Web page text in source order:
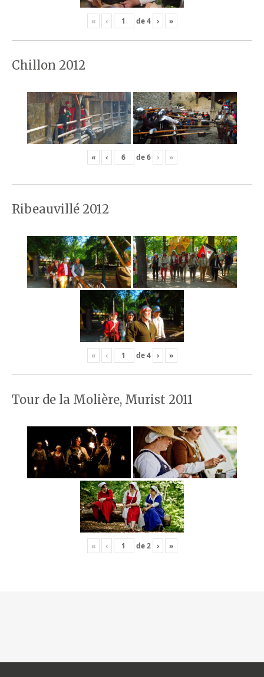
« ‹ de4 › »
Chillon 2012
« ‹ de6 › »
Ribeauvillé 2012
« ‹ de4 › »
Tour de la Molière, Murist 2011
« ‹ de2 › »